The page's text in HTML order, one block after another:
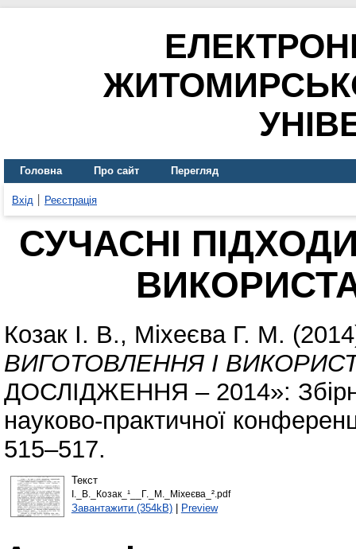
Головна Про сайт Перегляд
Вхід Реєстрація
СУЧАСНІ
Козак І. В., Міхеєва Г. М.
ВИГОТОВЛЕННЯ І
ДОСЛІДЖЕННЯ – 2014»:
науково-практичної
515–517.
Текст
І._В._Козак_¹__Г._М._Міхеєва_².pdf
Завантажити (354kB)| Preview